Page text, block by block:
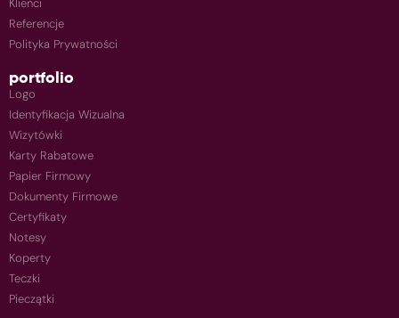
Referencje
Polityka Prywatności
portfolio
Logo
Identyfikacja Wizualna
Wizytówki
Karty Rabatowe
Papier Firmowy
Dokumenty Firmowe
Certyfikaty
Notesy
Koperty
Teczki
Pieczątki